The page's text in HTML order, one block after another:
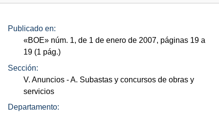
Publicado en:
«BOE» núm. 1, de 1 de enero de 2007, páginas 19 a
19 (1 pág.)
Sección:
V. Anuncios - A. Subastas y concursos de obras y
servicios
Departamento: